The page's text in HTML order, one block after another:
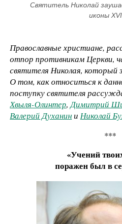
Святитель Николай
иконы
Православные христиане,
отпор противникам Церкви,
святителя Николая, который
О том, как относиться к
поступку святителя
Хвыля-Олинтер,Димитрий
Валерий Духанини Николай
***
«Учений
поражен был в